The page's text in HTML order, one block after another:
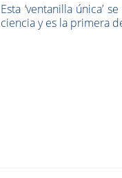
Esta ‘ventanilla única’
ciencia y es la primera